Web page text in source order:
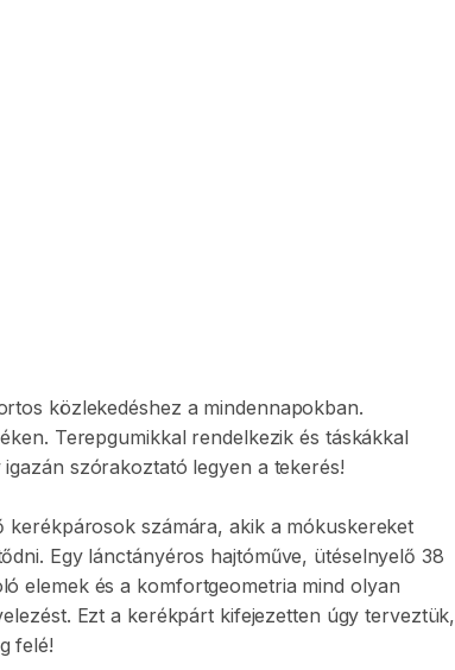
közlekedéshez a mindennapokban.
Terepgumikkal rendelkezik és táskákkal
igazán szórakoztató legyen a tekerés!
kerékpárosok számára​,​ akik a mókuskereket
Egy lánctányéros hajtóműve​,​ ütéselnyelő 38
elemek és a komfortgeometria mind olyan
Ezt a kerékpárt kifejezetten úgy terveztük​,​
felé!